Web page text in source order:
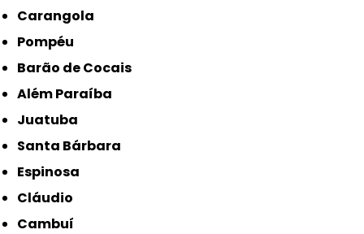
Carangola
Pompéu
Barão de Cocais
Além Paraíba
Juatuba
Santa Bárbara
Espinosa
Cláudio
Cambuí